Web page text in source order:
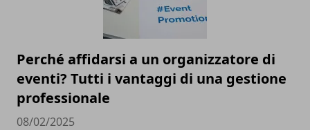
Perché affidarsi a un organizzatore di
eventi? Tutti i vantaggi di una gestione
professionale
08/02/2025